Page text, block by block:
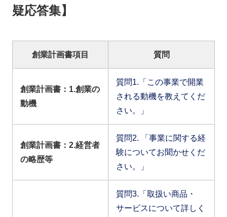
疑応答集】
創業計画書項目 質問
創業計画書：1.創業の
動機
質問1.「この事業で開業
される動機を教えてくだ
さい。」
創業計画書：2.経営者
の略歴等
質問2. 「事業に関する経
験についてお聞かせくだ
さい。」
質問3.「取扱い商品・
サービスについて詳しく